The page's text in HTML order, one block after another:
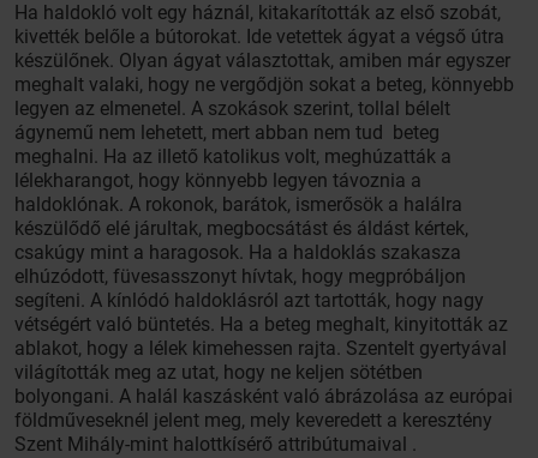
Ha haldokló volt egy háznál, kitakarították az első szobát,
kivették belőle a bútorokat. Ide vetettek ágyat a végső útra
készülőnek. Olyan ágyat választottak, amiben már egyszer
meghalt valaki, hogy ne vergődjön sokat a beteg, könnyebb
legyen az elmenetel. A szokások szerint, tollal bélelt
ágynemű nem lehetett, mert abban nem tud beteg
meghalni. Ha az illető katolikus volt, meghúzatták a
lélekharangot, hogy könnyebb legyen távoznia a
haldoklónak. A rokonok, barátok, ismerősök a halálra
készülődő elé járultak, megbocsátást és áldást kértek,
csakúgy mint a haragosok. Ha a haldoklás szakasza
elhúzódott, füvesasszonyt hívtak, hogy megpróbáljon
segíteni. A kínlódó haldoklásról azt tartották, hogy nagy
vétségért való büntetés. Ha a beteg meghalt, kinyitották az
ablakot, hogy a lélek kimehessen rajta. Szentelt gyertyával
világították meg az utat, hogy ne keljen sötétben
bolyongani. A halál kaszásként való ábrázolása az európai
földműveseknél jelent meg, mely keveredett a keresztény
Szent Mihály-mint halottkísérő attribútumaival .